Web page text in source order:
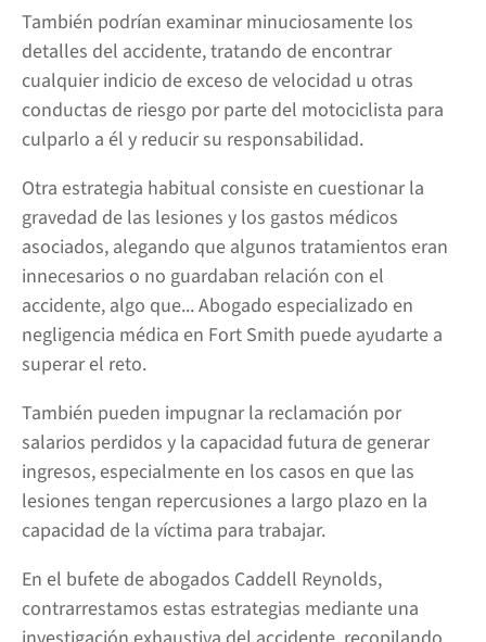
También podrían examinar minuciosamente los
detalles del accidente, tratando de encontrar
cualquier indicio de exceso de velocidad u otras
conductas de riesgo por parte del motociclista para
culparlo a él y reducir su responsabilidad.
Otra estrategia habitual consiste en cuestionar la
gravedad de las lesiones y los gastos médicos
asociados, alegando que algunos tratamientos eran
innecesarios o no guardaban relación con el
accidente, algo que...Abogado especializado en
negligencia médica en Fort Smith puede ayudarte a
superar el reto.
También pueden impugnar la reclamación por
salarios perdidos y la capacidad futura de generar
ingresos, especialmente en los casos en que las
lesiones tengan repercusiones a largo plazo en la
capacidad de la víctima para trabajar.
En el bufete de abogados Caddell Reynolds,
contrarrestamos estas estrategias mediante una